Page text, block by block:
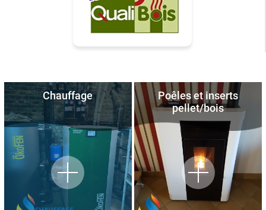
Chauffage
Poêles et inserts
pellet/bois